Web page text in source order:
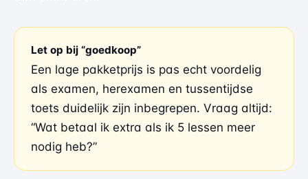
Let op bij “goedkoop”
Een lage pakketprijs is pas echt voordelig
als examen, herexamen en tussentijdse
toets duidelijk zijn inbegrepen. Vraag altijd:
“Wat betaal ik extra als ik 5 lessen meer
nodig heb?”